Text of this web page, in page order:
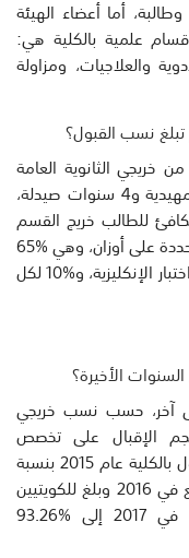
ويقدر عددهم بـ240 طالبًا وطالبة، أما أعضاء الهيئة
فعددهم 33 عضوًا، وهناك 4 أقسام علمية بالكلية هي:
والعلاجيات، ومزاولة
نسب القبول؟
خريجي الثانوية العامة
تبلغ 5 سنوات، وهي عبارة عن سنة أولى تمهيدية و4 سنوات صيدلة،
للطالب خريج القسم
العلمي عن %80، ونتائج اختبارات القدرات محددة على أوزان، وهي %65
من نسبة الشهادة الثانوية، و%15 من نتيجة اختبار الإنكليزية، و%10 لكل
الأخيرة؟
آخر، حسب نسب خريجي
الإقبال على تخصص
الصيدلة، حيث كان أدنى معدل مكافئ للقبول بالكلية عام 2015 بنسبة
88.3 للكويتيين و%97 لغير الكويتيين، وارتفع في 2016 وبلغ للكويتيين
%91.9 و%%96.5 لغير الكويتيين، وارتفع في 2017 إلى %93.26